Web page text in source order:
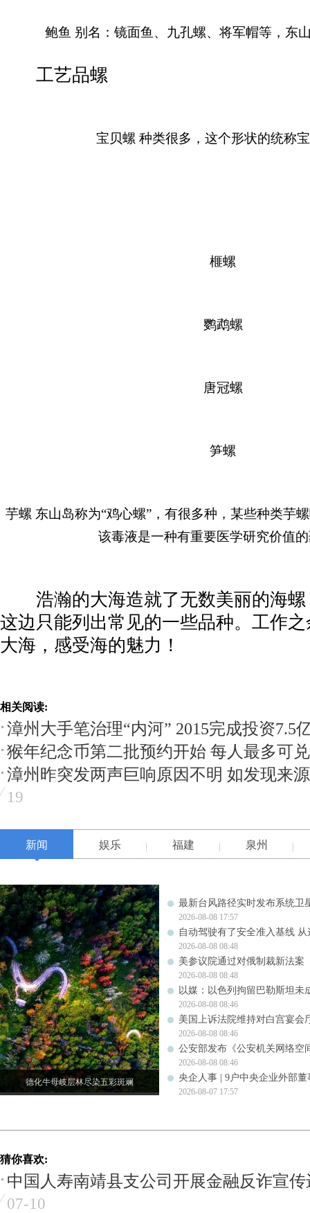
鲍鱼 别名：镜面鱼、九孔螺、将军帽等，东
工艺品螺
宝贝螺 种类很多，这个形状的统称
榧螺
鹦鹉螺
唐冠螺
笋螺
芋螺 东山岛称为“鸡心螺”，有很多种，某些种类芋
该毒液是一种有重要医学研究价值
浩瀚的大海造就了无数美丽的海螺
这边只能列出常见的一些品种。工作
大海，感受海的魅力！
相关阅读:
漳州大手笔治理“内河” 2015完成投资7.5
猴年纪念币第二批预约开始 每人最多可
漳州昨突发两声巨响原因不明 如发现来
19
新闻 娱乐 福建 泉州
德化牛母岐层林尽染五彩斑斓
最新台风路径实时发布系统卫
2026-08-08 17:57
自动驾驶有了安全准入基线
2026-08-08 08:48
美参议院通过对俄制裁新法案
2026-08-08 08:48
以媒：以色列拘留巴勒斯坦未
2026-08-08 08:46
美国上诉法院维持对白宫宴会
2026-08-08 08:46
公安部发布《公安机关网络空
2026-08-08 08:46
央企人事 | 9户中央企业外部
2026-08-07 17:57
猜你喜欢:
中国人寿南靖县支公司开展金融反诈宣
07-10